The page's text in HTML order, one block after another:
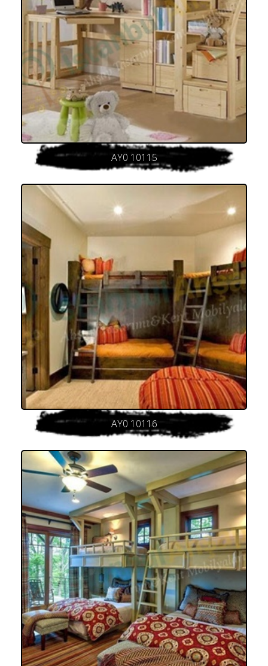
AY0 10115
AY0 10116